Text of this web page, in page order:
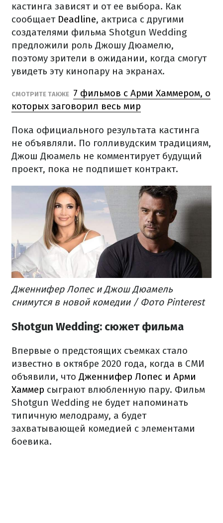
кастинга зависят и от ее выбора. Как
сообщает Deadline, актриса с другими
создателями фильма Shotgun Wedding
предложили роль Джошу Дюамелю,
поэтому зрители в ожидании, когда смогут
увидеть эту кинопару на экранах.
СМОТРИТЕ ТАКЖЕ 7 фильмов с Арми Хаммером, о
которых заговорил весь мир
Пока официального результата кастинга
не объявляли. По голливудским традициям,
Джош Дюамель не комментирует будущий
проект, пока не подпишет контракт.
Дженнифер Лопес и Джош Дюамель
снимутся в новой комедии / Фото Pinterest
Shotgun Wedding: сюжет фильма
Впервые о предстоящих съемках стало
известно в октябре 2020 года, когда в СМИ
объявили, что Дженнифер Лопес и Арми
Хаммер сыграют влюбленную пару. Фильм
Shotgun Wedding не будет напоминать
типичную мелодраму, а будет
захватывающей комедией с элементами
боевика.